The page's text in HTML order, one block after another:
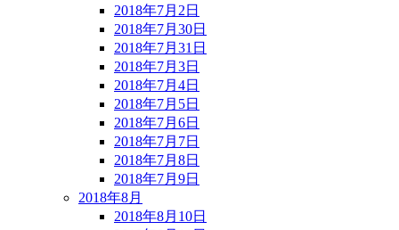
2018年7月2日
2018年7月30日
2018年7月31日
2018年7月3日
2018年7月4日
2018年7月5日
2018年7月6日
2018年7月7日
2018年7月8日
2018年7月9日
2018年8月
2018年8月10日